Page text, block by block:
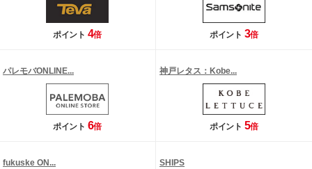
ポイント 4倍 ポイント 3倍
パレモバONLINE...
ポイント 6倍
神戸レタス：Kobe...
ポイント 5倍
fukuske ON... SHIPS